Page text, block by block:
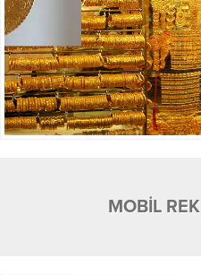
MOBİL